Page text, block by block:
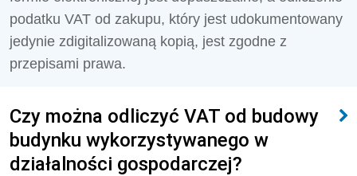
podatku VAT od zakupu, który jest udokumentowany
jedynie zdigitalizowaną kopią, jest zgodne z
przepisami prawa.
Czy można odliczyć VAT od budowy
budynku wykorzystywanego w
działalności gospodarczej?